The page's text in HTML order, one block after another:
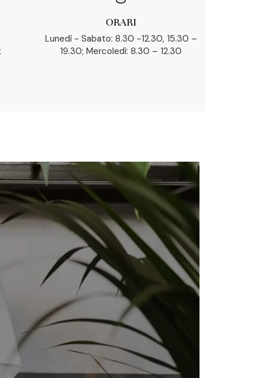
ORARI
Lunedì - Sabato: 8.30 -12.30, 15.30 –
19.30; Mercoledì: 8.30 – 12.30